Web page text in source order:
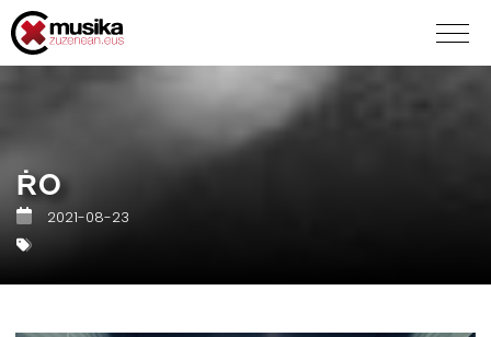
ṘO
2021-08-23